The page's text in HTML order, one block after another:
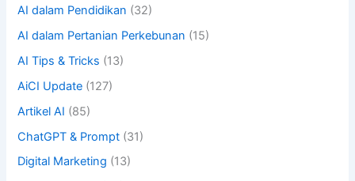
AI dalam Pendidikan (32)
AI dalam Pertanian Perkebunan (15)
AI Tips & Tricks (13)
AiCI Update (127)
Artikel AI (85)
ChatGPT & Prompt (31)
Digital Marketing (13)